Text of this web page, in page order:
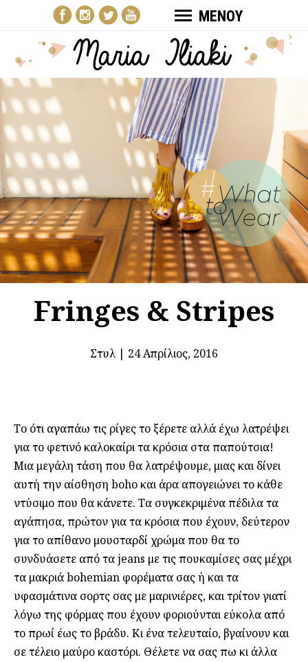
ΜΕΝΟΥ
Fringes & Stripes
Στυλ| 24 Απρίλιος, 2016
Το ότι αγαπάω τις ρίγες το ξέρετε αλλά έχω λατρέψει
για το φετινό καλοκαίρι τα κρόσια στα παπούτσια!
Μια μεγάλη τάση που θα λατρέψουμε, μιας και δίνει
αυτή την αίσθηση boho και άρα απογειώνει το κάθε
ντύσιμο που θα κάνετε. Τα συγκεκριμένα πέδιλα τα
αγάπησα, πρώτον για τα κρόσια που έχουν, δεύτερον
για το απίθανο μουσταρδί χρώμα που θα το
συνδυάσετε από τα jeans με τις πουκαμίσες σας μέχρι
τα μακριά bohemian φορέματα σας ή και τα
υφασμάτινα σορτς σας με μαρινιέρες, και τρίτον γιατί
λόγω της φόρμας που έχουν φοριούνται εύκολα από
το πρωί έως το βράδυ. Κι ένα τελευταίο, βγαίνουν και
σε τέλειο μαύρο καστόρι. Θέλετε να σας πω κι άλλα